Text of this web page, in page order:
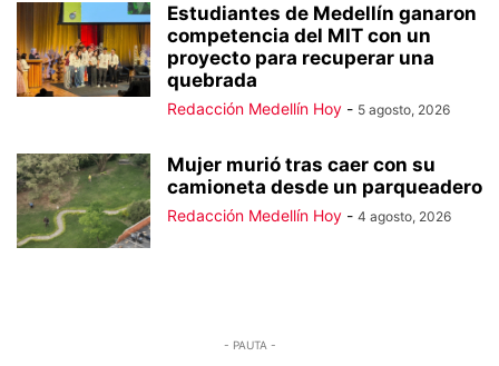
Estudiantes de Medellín ganaron
competencia del MIT con un
proyecto para recuperar una
quebrada
Redacción Medellín Hoy - 5 agosto, 2026
Mujer murió tras caer con su
camioneta desde un parqueadero
Redacción Medellín Hoy - 4 agosto, 2026
- PAUTA -